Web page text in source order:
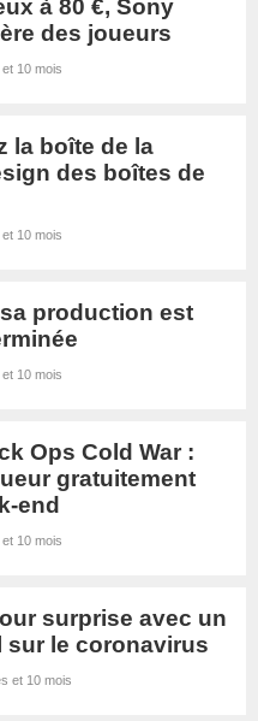
à 80 €, Sony
des joueurs
10 mois
la boîte de la
des boîtes de
10 mois
production est
10 mois
Ops Cold War :
gratuitement
end
10 mois
surprise avec un
sur le coronavirus
et 10 mois